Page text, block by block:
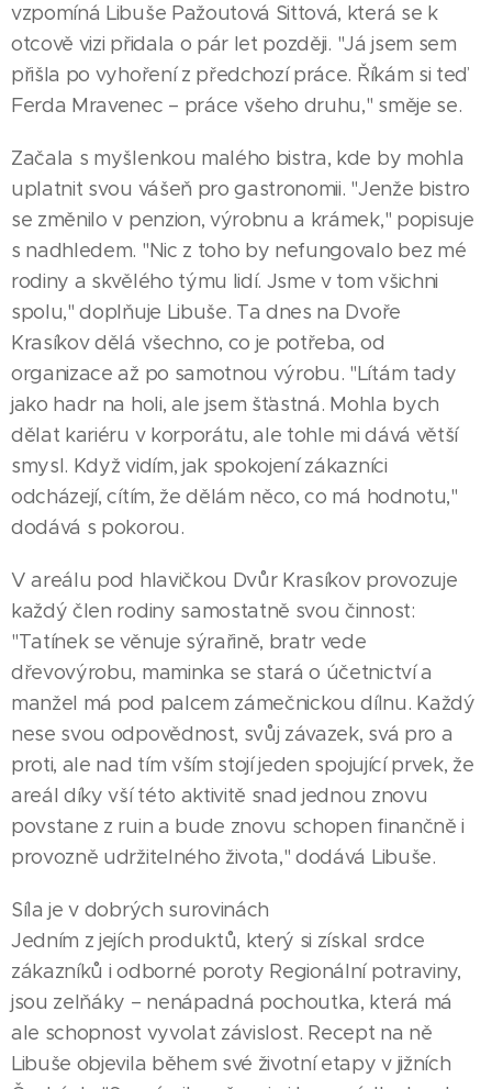
vzpomíná Libuše Pažoutová Sittová, která se k
otcově vizi přidala o pár let později. "Já jsem sem
přišla po vyhoření z předchozí práce. Říkám si teď
Ferda Mravenec – práce všeho druhu," směje se.
Začala s myšlenkou malého bistra, kde by mohla
uplatnit svou vášeň pro gastronomii. "Jenže bistro
se změnilo v penzion, výrobnu a krámek," popisuje
s nadhledem. "Nic z toho by nefungovalo bez mé
rodiny a skvělého týmu lidí. Jsme v tom všichni
spolu," doplňuje Libuše. Ta dnes na Dvoře
Krasíkov dělá všechno, co je potřeba, od
organizace až po samotnou výrobu. "Lítám tady
jako hadr na holi, ale jsem šťastná. Mohla bych
dělat kariéru v korporátu, ale tohle mi dává větší
smysl. Když vidím, jak spokojení zákazníci
odcházejí, cítím, že dělám něco, co má hodnotu,"
dodává s pokorou.
V areálu pod hlavičkou Dvůr Krasíkov provozuje
každý člen rodiny samostatně svou činnost:
"Tatínek se věnuje sýrařině, bratr vede
dřevovýrobu, maminka se stará o účetnictví a
manžel má pod palcem zámečnickou dílnu. Každý
nese svou odpovědnost, svůj závazek, svá pro a
proti, ale nad tím vším stojí jeden spojující prvek, že
areál díky vší této aktivitě snad jednou znovu
povstane z ruin a bude znovu schopen finančně i
provozně udržitelného života," dodává Libuše.
Síla je v dobrých surovinách
Jedním z jejích produktů, který si získal srdce
zákazníků i odborné poroty Regionální potraviny,
jsou zelňáky – nenápadná pochoutka, která má
ale schopnost vyvolat závislost. Recept na ně
Libuše objevila během své životní etapy v jižních